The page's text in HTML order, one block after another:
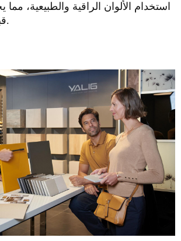
استخدام الألوان الراقية والطبيعية، مما